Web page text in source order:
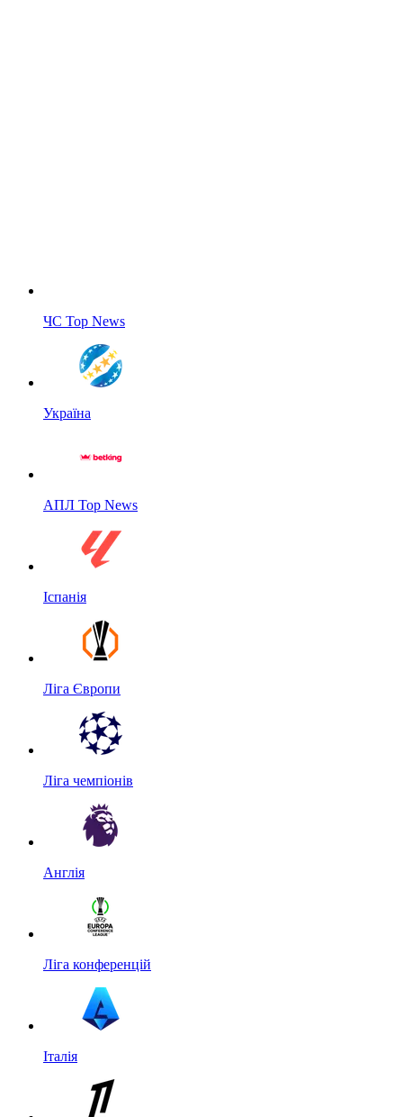
ЧС Top News
Україна
АПЛ Top News
Іспанія
Ліга Європи
Ліга чемпіонів
Англія
Ліга конференцій
Італія